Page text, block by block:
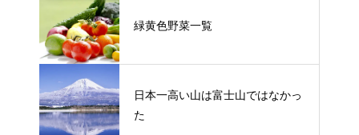
緑黄色野菜一覧
日本一高い山は富士山ではなかっ
た